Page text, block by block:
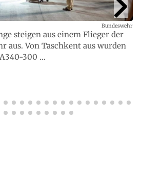
steigen aus einem Flieger der
aus. Von Taschkent aus wurden
300 ...
Bundeswehr